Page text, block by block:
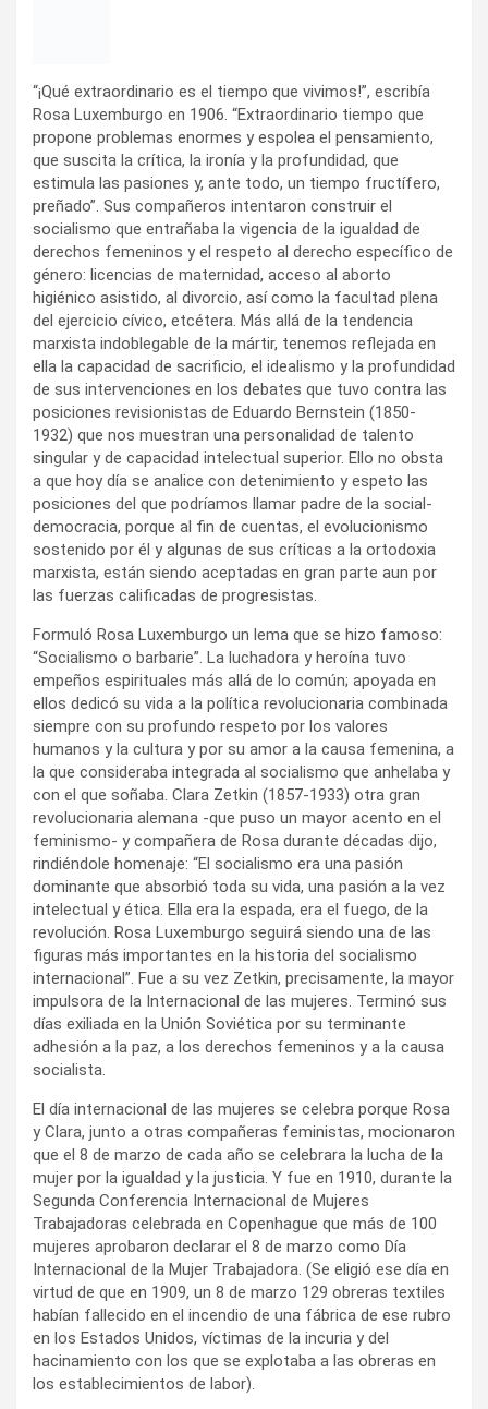
“¡Qué extraordinario es el tiempo que vivimos!”, escribía
Rosa Luxemburgo en 1906. “Extraordinario tiempo que
propone problemas enormes y espolea el pensamiento,
que suscita la crítica, la ironía y la profundidad, que
estimula las pasiones y, ante todo, un tiempo fructífero,
preñado”. Sus compañeros intentaron construir el
socialismo que entrañaba la vigencia de la igualdad de
derechos femeninos y el respeto al derecho específico de
género: licencias de maternidad, acceso al aborto
higiénico asistido, al divorcio, así como la facultad plena
del ejercicio cívico, etcétera. Más allá de la tendencia
marxista indoblegable de la mártir, tenemos reflejada en
ella la capacidad de sacrificio, el idealismo y la profundidad
de sus intervenciones en los debates que tuvo contra las
posiciones revisionistas de Eduardo Bernstein (1850-
1932) que nos muestran una personalidad de talento
singular y de capacidad intelectual superior. Ello no obsta
a que hoy día se analice con detenimiento y espeto las
posiciones del que podríamos llamar padre de la social-
democracia, porque al fin de cuentas, el evolucionismo
sostenido por él y algunas de sus críticas a la ortodoxia
marxista, están siendo aceptadas en gran parte aun por
las fuerzas calificadas de progresistas.
Formuló Rosa Luxemburgo un lema que se hizo famoso:
“Socialismo o barbarie”. La luchadora y heroína tuvo
empeños espirituales más allá de lo común; apoyada en
ellos dedicó su vida a la política revolucionaria combinada
siempre con su profundo respeto por los valores
humanos y la cultura y por su amor a la causa femenina, a
la que consideraba integrada al socialismo que anhelaba y
con el que soñaba. Clara Zetkin (1857-1933) otra gran
revolucionaria alemana -que puso un mayor acento en el
feminismo- y compañera de Rosa durante décadas dijo,
rindiéndole homenaje: “El socialismo era una pasión
dominante que absorbió toda su vida, una pasión a la vez
intelectual y ética. Ella era la espada, era el fuego, de la
revolución. Rosa Luxemburgo seguirá siendo una de las
figuras más importantes en la historia del socialismo
internacional”. Fue a su vez Zetkin, precisamente, la mayor
impulsora de la Internacional de las mujeres. Terminó sus
días exiliada en la Unión Soviética por su terminante
adhesión a la paz, a los derechos femeninos y a la causa
socialista.
El día internacional de las mujeres se celebra porque Rosa
y Clara, junto a otras compañeras feministas, mocionaron
que el 8 de marzo de cada año se celebrara la lucha de la
mujer por la igualdad y la justicia. Y fue en 1910, durante la
Segunda Conferencia Internacional de Mujeres
Trabajadoras celebrada en Copenhague que más de 100
mujeres aprobaron declarar el 8 de marzo como Día
Internacional de la Mujer Trabajadora. (Se eligió ese día en
virtud de que en 1909, un 8 de marzo 129 obreras textiles
habían fallecido en el incendio de una fábrica de ese rubro
en los Estados Unidos, víctimas de la incuria y del
hacinamiento con los que se explotaba a las obreras en
los establecimientos de labor).